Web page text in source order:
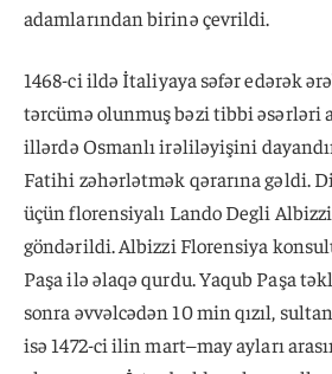
adamlarından birinə çevrildi.
1468-ci ildə İtaliyaya səfər edərək
tərcümə olunmuş bəzi tibbi əsərləri
illərdə Osmanlı irəliləyişini
Fatihi zəhərlətmək qərarına gəldi.
üçün florensiyalı Lando Degli
göndərildi. Albizzi Florensiya
Paşa ilə əlaqə qurdu. Yaqub Paşa
sonra əvvəlcədən 10 min qızıl,
isə 1472-ci ilin mart–may ayları